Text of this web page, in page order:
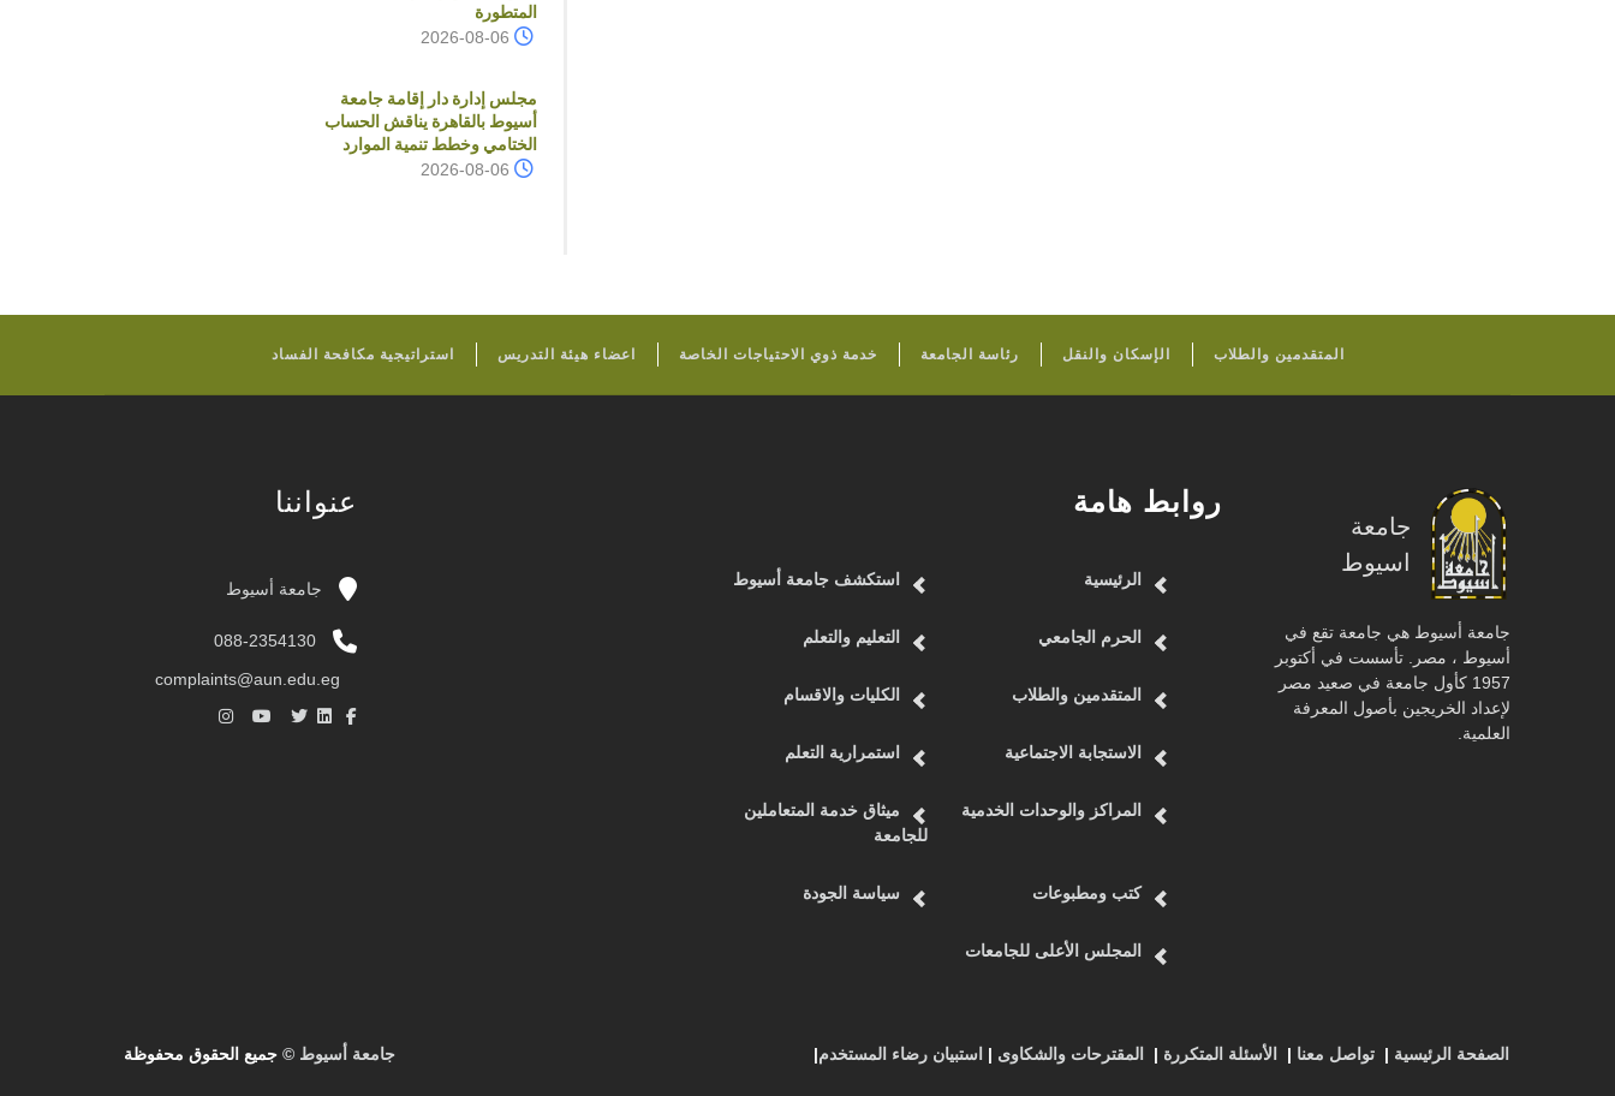
المتطورة
2026-08-06
مجلس إدارة دار إقامة جامعة
أسيوط بالقاهرة يناقش الحساب
الختامي وخطط تنمية الموارد
2026-08-06
المتقدمين والطلاب الإسكان والنقل رئاسة الجامعة خدمة ذوي الاحتياجات الخاصة اعضاء هيئة التدريس استراتيجية مكافحة الفساد
جامعة
اسيوط
جامعة أسيوط هي جامعة تقع في
أسيوط ، مصر. تأسست في أكتوبر
1957 كأول جامعة في صعيد مصر
لإعداد الخريجين بأصول المعرفة
العلمية.
روابط هامة
الرئيسية استكشف جامعة أسيوط
الحرم الجامعي التعليم والتعلم
المتقدمين والطلاب الكليات والاقسام
الاستجابة الاجتماعية استمرارية التعلم
المراكز والوحدات الخدمية
ميثاق خدمة المتعاملين
للجامعة
كتب ومطبوعات سياسة الجودة
المجلس الأعلى للجامعات
عنواننا
جامعة أسيوط
088-2354130
جميع الحقوق محفوظة جامعة أسيوط © الصفحة الرئيسية | تواصل معنا | الأسئلة المتكررة | المقترحات والشكاوى | استبيان رضاء المستخدم|